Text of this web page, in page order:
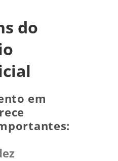
do
em